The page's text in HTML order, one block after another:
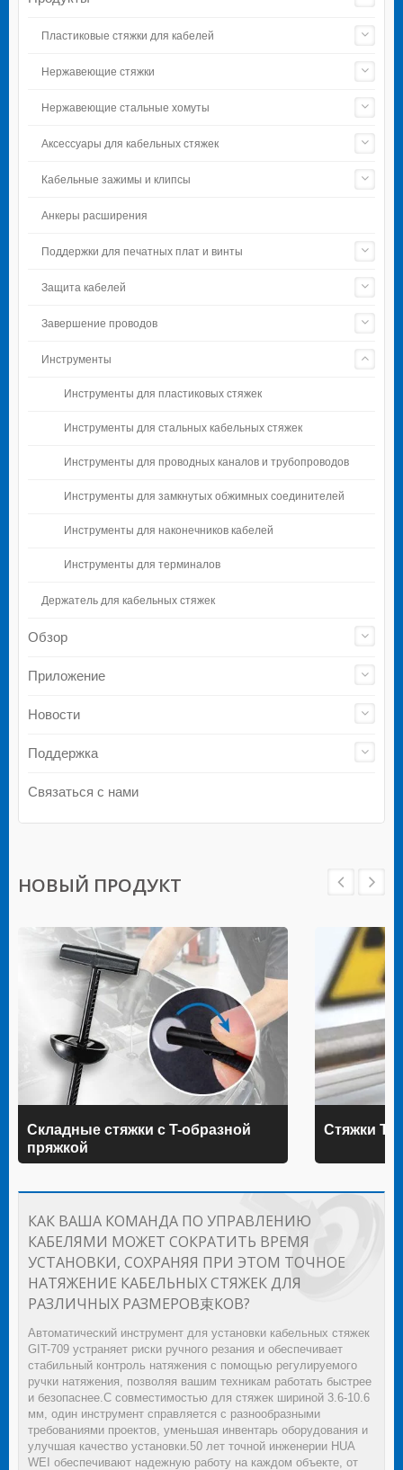
Пластиковые стяжки для кабелей
Нержавеющие стяжки
Нержавеющие стальные хомуты
Аксессуары для кабельных стяжек
Кабельные зажимы и клипсы
Анкеры расширения
Поддержки для печатных плат и винты
Защита кабелей
Завершение проводов
Инструменты
Инструменты для пластиковых стяжек
Инструменты для стальных кабельных стяжек
Инструменты для проводных каналов и трубопроводов
Инструменты для замкнутых обжимных соединителей
Инструменты для наконечников кабелей
Инструменты для терминалов
Держатель для кабельных стяжек
Обзор
Приложение
Новости
Поддержка
Связаться с нами
НОВЫЙ ПРОДУКТ
Складные стяжки с T-образной
пряжкой
Стяжки
КАК ВАША КОМАНДА ПО УПРАВЛЕНИЮ
КАБЕЛЯМИ МОЖЕТ СОКРАТИТЬ ВРЕМЯ
УСТАНОВКИ, СОХРАНЯЯ ПРИ ЭТОМ ТОЧНОЕ
НАТЯЖЕНИЕ КАБЕЛЬНЫХ СТЯЖЕК ДЛЯ
РАЗЛИЧНЫХ РАЗМЕРОВ束КОВ?
Автоматический инструмент для установки кабельных стяжек
GIT-709 устраняет риски ручного резания и обеспечивает
стабильный контроль натяжения с помощью регулируемого
ручки натяжения, позволяя вашим техникам работать быстрее
и безопаснее.С совместимостью для стяжек шириной 3.6-10.6
мм, один инструмент справляется с разнообразными
требованиями проектов, уменьшая инвентарь оборудования и
улучшая качество установки.50 лет точной инженерии HUA
WEI обеспечивают надежную работу на каждом объекте, от